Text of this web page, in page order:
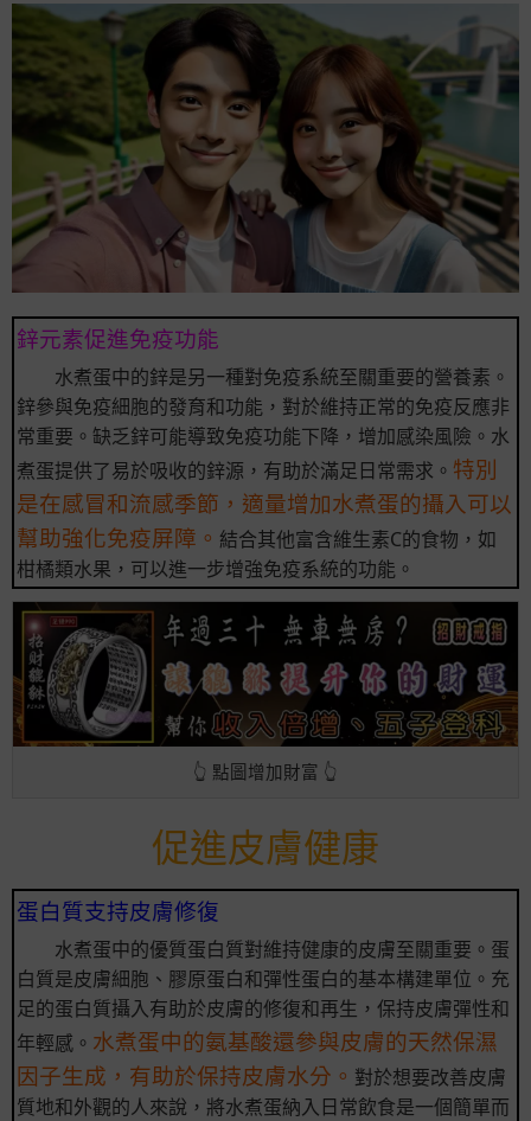
鋅元素促進免疫功能
水煮蛋中的鋅是另一種對免疫系統至關重要的營養素。
鋅參與免疫細胞的發育和功能，對於維持正常的免疫反應非
常重要。缺乏鋅可能導致免疫功能下降，增加感染風險。水
煮蛋提供了易於吸收的鋅源，有助於滿足日常需求。 特別
是在感冒和流感季節，適量增加水煮蛋的攝入可以
幫助強化免疫屏障。 結合其他富含維生素C的食物，如
柑橘類水果，可以進一步增強免疫系統的功能。
👆 點圖增加財富 👆
促進皮膚健康
蛋白質支持皮膚修復
水煮蛋中的優質蛋白質對維持健康的皮膚至關重要。蛋
白質是皮膚細胞、膠原蛋白和彈性蛋白的基本構建單位。充
足的蛋白質攝入有助於皮膚的修復和再生，保持皮膚彈性和
年輕感。 水煮蛋中的氨基酸還參與皮膚的天然保濕
因子生成，有助於保持皮膚水分。 對於想要改善皮膚
質地和外觀的人來說，將水煮蛋納入日常飲食是一個簡單而